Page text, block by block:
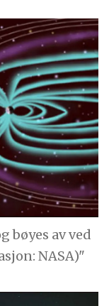
bøyes av ved
NASA)"